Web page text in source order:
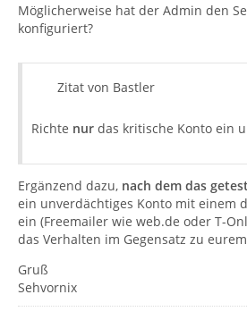
Möglicherweise hat der Admin den
konfiguriert?
Zitat von Bastler
Richte nur das kritische Konto ein
Ergänzend dazu, nach dem das
ein unverdächtiges Konto mit einem
ein (Freemailer wie web.de oder T-
das Verhalten im Gegensatz zu
Gruß
Sehvornix